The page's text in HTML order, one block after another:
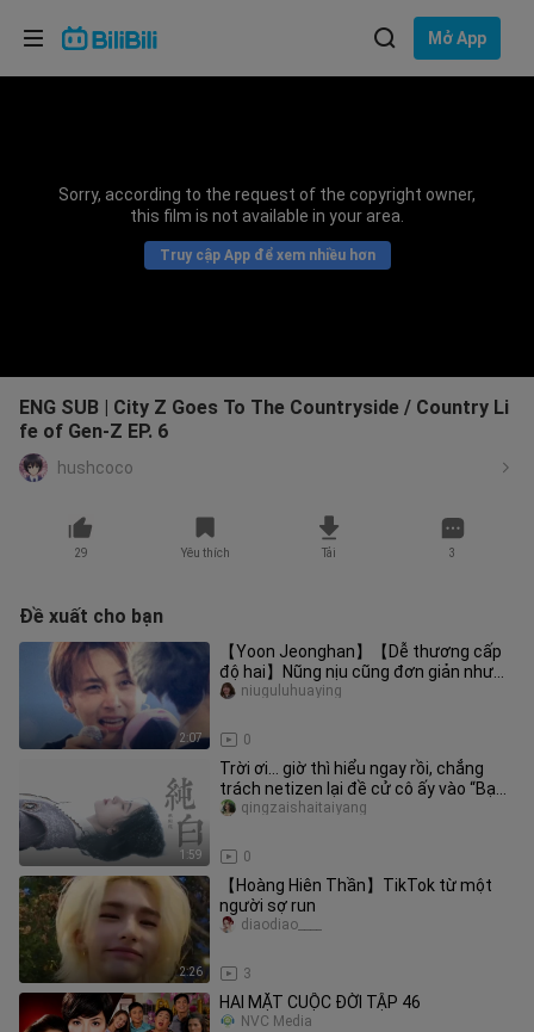
Mở App
Sorry, according to the request of the copyright owner,
this film is not available in your area.
Truy cập App để xem nhiều hơn
ENG SUB | City Z Goes To The Countryside / Country Li
fe of Gen-Z EP. 6
hushcoco
29 Yêu thích Tải 3
Đề xuất cho bạn
2:07
【Yoon Jeonghan】【Dễ thương cấp
độ hai】Nũng nịu cũng đơn giản như
ăn cơm vậy
0
niuguluhuaying
1:59
Trời ơi… giờ thì hiểu ngay rồi, chẳng
trách netizen lại đề cử cô ấy vào “Bạch
Tuyết Mạn Đà La” [Cúc
0
qingzaishaitaiyang
2:26
【Hoàng Hiên Thần】TikTok từ một
người sợ run
3
diaodiao____
HAI MẶT CUỘC ĐỜI TẬP 46
NVC Media
Lựa chọn ngôn ngữ
Bahasa Indonesia